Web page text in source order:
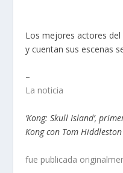
Los mejores actores
y cuentan sus escenas
–
La noticia
‘Kong: Skull Island’,
Kong con Tom
fue publicada